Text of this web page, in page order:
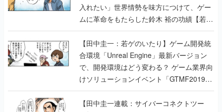
【田中圭一：若ゲのいたり】ゲーム開発統
合環境「Unreal Engine」最新バージョン
で、開発環境はどう変わる？ ゲーム業界向
けソリューションイベント「GTMF2019」
に行って、より理解を深めよう【PR】
【田中圭一連載：サイバーコネクトツー
編】すべての責任はオレが取る。だから、
付いてきてくれないか──男の熱意はチーム
解散の危機を救い、『.hack』成功の活路を